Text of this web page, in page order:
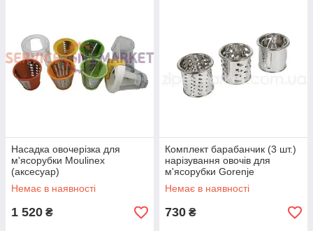
Насадка овочерізка для
м'ясорубки Moulinex
(аксесуар)
Немає в наявності
1 520 ₴
Комплект барабанчик (3 шт.)
нарізування овочів для
м'ясорубки Gorenje
Немає в наявності
730 ₴